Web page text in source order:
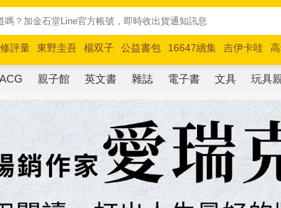
評量 東野圭吾 楊双子 公益書包 16647續集 吉伊卡哇
放
奧德賽 路邊攤新作 馬斯克 玩具總動員5 超慢跑
親子館 英文書 雜誌 電子書 文具 玩具